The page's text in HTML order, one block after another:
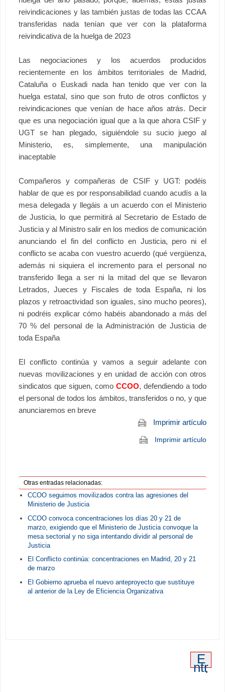
reivindicaciones y las también justas de todas las CCAA
transferidas nada tenían que ver con la plataforma
reivindicativa de la huelga de 2023
Las negociaciones y los acuerdos producidos
recientemente en los ámbitos territoriales de Madrid,
Cataluña o Euskadi nada han tenido que ver con la
huelga estatal, sino que son fruto de otros conflictos y
reivindicaciones que venían de hace años atrás. Decir
que es una negociación igual que a la que ahora CSIF y
UGT se han plegado, siguiéndole su sucio juego al
Ministerio, es, simplemente, una manipulación
inaceptable
Compañeros y compañeras de CSIF y UGT: podéis
hablar de que es por responsabilidad cuando acudís a la
mesa delegada y llegáis a un acuerdo con el Ministerio
de Justicia, lo que permitirá al Secretario de Estado de
Justicia y al Ministro salir en los medios de comunicación
anunciando el fin del conflicto en Justicia, pero ni el
conflicto se acaba con vuestro acuerdo (qué vergüenza,
además ni siquiera el incremento para el personal no
transferido llega a ser ni la mitad del que se llevaron
Letrados, Jueces y Fiscales de toda España, ni los
plazos y retroactividad son iguales, sino mucho peores),
ni podréis explicar cómo habéis abandonado a más del
70 % del personal de la Administración de Justicia de
toda España
El conflicto continúa y vamos a seguir adelante con
nuevas movilizaciones y en unidad de acción con otros
sindicatos que siguen, como CCOO, defendiendo a todo
el personal de todos los ámbitos, transferidos o no, y que
anunciaremos en breve
Imprimir artículo
Imprimir artículo
Otras entradas relacionadas:
CCOO seguimos movilizados contra las agresiones del
Ministerio de Justicia
CCOO convoca concentraciones los días 20 y 21 de
marzo, exigiendo que el Ministerio de Justicia convoque la
mesa sectorial y no siga intentando dividir al personal de
Justicia
El Conflicto continúa: concentraciones en Madrid, 20 y 21
de marzo
El Gobierno aprueba el nuevo anteproyecto que sustituye
al anterior de la Ley de Eficiencia Organizativa
E
ntr
ad